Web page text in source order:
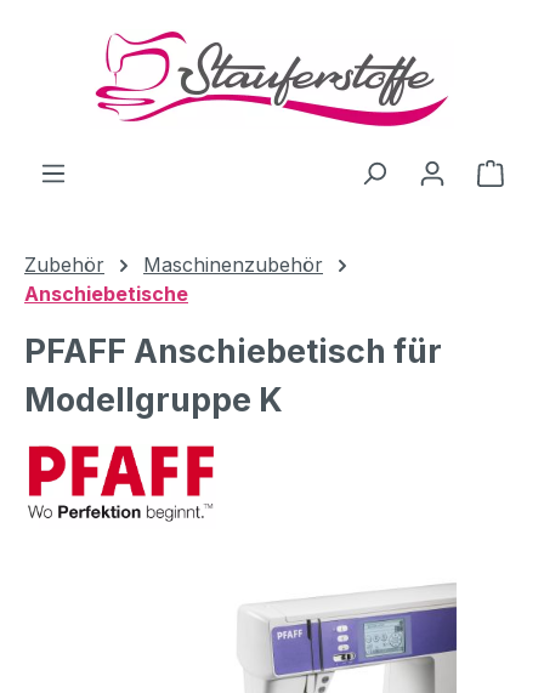
Zum Hauptinhalt springen
Zubehör
Maschinenzubehör
Anschiebetische
PFAFF Anschiebetisch für
Modellgruppe K